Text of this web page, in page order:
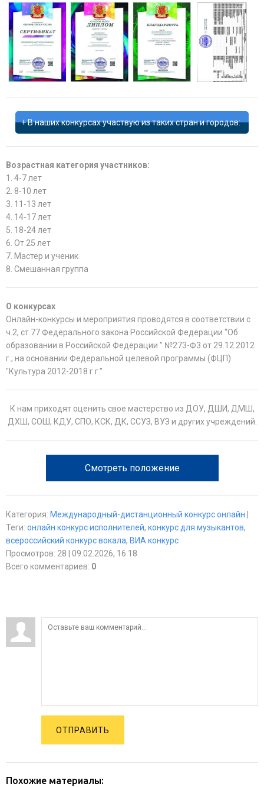
В наших конкурсах участвую из таких стран и городов:
Возрастная категория участников:
1. 4-7 лет
2. 8-10 лет
3. 11-13 лет
4. 14-17 лет
5. 18-24 лет
6. От 25 лет
7. Мастер и ученик
8. Смешанная группа
О конкурсах
Онлайн-конкурсы и мероприятия проводятся в соответствии с
ч.2, ст.77 Федерального закона Российской Федерации “Об
образовании в Российской Федерации ” №273-Ф3 от 29.12.2012
г.; на основании Федеральной целевой программы (ФЦП)
"Культура 2012-2018 г.г."
К нам приходят оценить свое мастерство из ДОУ, ДШИ, ДМШ,
ДХШ, СОШ, КДУ, СПО, КСК, ДК, ССУЗ, ВУЗ и других учреждений.
Смотреть положение
Категория: Международный-дистанционный конкурс онлайн
Теги: онлайн конкурс исполнителей, конкурс для музыкантов,
всероссийский конкурс вокала, ВИА конкурс
Просмотров: 28 | 09.02.2026, 16:18
Всего комментариев: 0
ОТПРАВИТЬ
Похожие материалы: